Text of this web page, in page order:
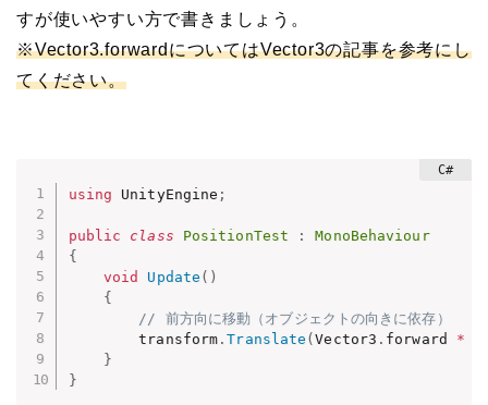
すが使いやすい方で書きましょう。
※Vector3.forwardについてはVector3の記事を参考にし
てください。
using UnityEngine ;
public class PositionTest :
MonoBehaviour
{
void
Update ( )
{
// 前方向に移動（オブジェクトの向きに依存）
        transform
.Translate (Vector3 . forward *
}
}